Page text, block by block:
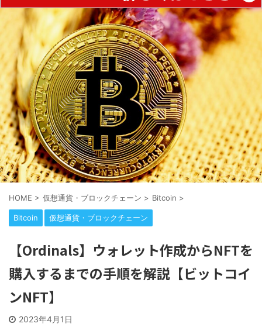
HOME > 仮想通貨・ブロックチェーン > Bitcoin >
Bitcoin 仮想通貨・ブロックチェーン
【Ordinals】ウォレット作成からNFTを
購入するまでの手順を解説【ビットコイ
ンNFT】
2023年4月1日